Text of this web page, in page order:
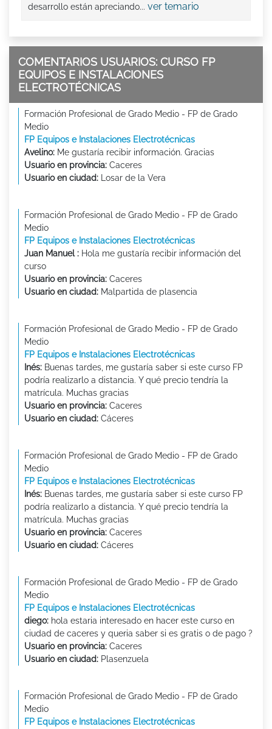
desarrollo están apreciando... ver temario
COMENTARIOS USUARIOS: CURSO FP
EQUIPOS E INSTALACIONES
ELECTROTÉCNICAS
Formación Profesional de Grado Medio - FP de Grado
Medio
FP Equipos e Instalaciones Electrotécnicas
Avelino: Me gustaría recibir información. Gracias
Usuario en provincia: Caceres
Usuario en ciudad: Losar de la Vera
Formación Profesional de Grado Medio - FP de Grado
Medio
FP Equipos e Instalaciones Electrotécnicas
Juan Manuel : Hola me gustaría recibir información del
curso
Usuario en provincia: Caceres
Usuario en ciudad: Malpartida de plasencia
Formación Profesional de Grado Medio - FP de Grado
Medio
FP Equipos e Instalaciones Electrotécnicas
Inés: Buenas tardes, me gustaría saber si este curso FP
podría realizarlo a distancia. Y qué precio tendría la
matrícula. Muchas gracias
Usuario en provincia: Caceres
Usuario en ciudad: Cáceres
Formación Profesional de Grado Medio - FP de Grado
Medio
FP Equipos e Instalaciones Electrotécnicas
Inés: Buenas tardes, me gustaría saber si este curso FP
podría realizarlo a distancia. Y qué precio tendría la
matrícula. Muchas gracias
Usuario en provincia: Caceres
Usuario en ciudad: Cáceres
Formación Profesional de Grado Medio - FP de Grado
Medio
FP Equipos e Instalaciones Electrotécnicas
diego: hola estaria interesado en hacer este curso en
ciudad de caceres y queria saber si es gratis o de pago ?
Usuario en provincia: Caceres
Usuario en ciudad: Plasenzuela
Formación Profesional de Grado Medio - FP de Grado
Medio
FP Equipos e Instalaciones Electrotécnicas